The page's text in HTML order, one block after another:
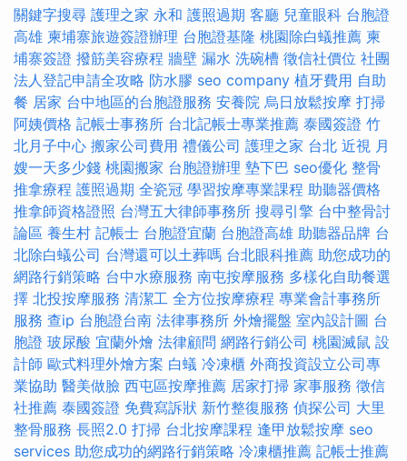
關鍵字搜尋 護理之家 永和 護照過期 客廳 兒童眼科 台胞證
高雄 柬埔寨旅遊簽證辦理 台胞證基隆 桃園除白蟻推薦 柬
埔寨簽證 撥筋美容療程 牆壁 漏水 洗碗槽 徵信社價位 社團
法人登記申請全攻略 防水膠 seo company 植牙費用 自助
餐 居家 台中地區的台胞證服務 安養院 烏日放鬆按摩 打掃
阿姨價格 記帳士事務所 台北記帳士專業推薦 泰國簽證 竹
北月子中心 搬家公司費用 禮儀公司 護理之家 台北 近視 月
嫂一天多少錢 桃園搬家 台胞證辦理 墊下巴 seo優化 整骨
推拿療程 護照過期 全瓷冠 學習按摩專業課程 助聽器價格
推拿師資格證照 台灣五大律師事務所 搜尋引擎 台中整骨討
論區 養生村 記帳士 台胞證宜蘭 台胞證高雄 助聽器品牌 台
北除白蟻公司 台灣還可以土葬嗎 台北眼科推薦 助您成功的
網路行銷策略 台中水療服務 南屯按摩服務 多樣化自助餐選
擇 北投按摩服務 清潔工 全方位按摩療程 專業會計事務所
服務 查ip 台胞證台南 法律事務所 外燴擺盤 室內設計圖 台
胞證 玻尿酸 宜蘭外燴 法律顧問 網路行銷公司 桃園滅鼠 設
計師 歐式料理外燴方案 白蟻 冷凍櫃 外商投資設立公司專
業協助 醫美做臉 西屯區按摩推薦 居家打掃 家事服務 徵信
社推薦 泰國簽證 免費寫訴狀 新竹整復服務 偵探公司 大里
整骨服務 長照2.0 打掃 台北按摩課程 逢甲放鬆按摩 seo
services 助您成功的網路行銷策略 冷凍櫃推薦 記帳士推薦